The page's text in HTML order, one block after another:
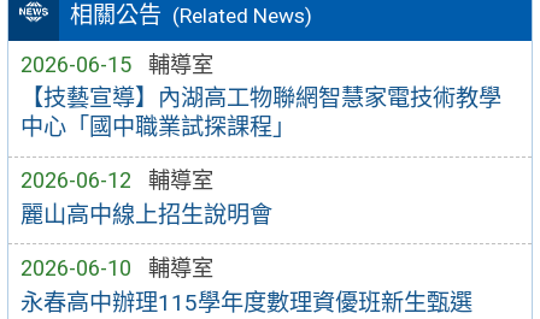
相關公告 (Related News)
2026-06-15 輔導室
【技藝宣導】內湖高工物聯網智慧家電技術教學
中心「國中職業試探課程」
2026-06-12 輔導室
麗山高中線上招生說明會
2026-06-10 輔導室
永春高中辦理115學年度數理資優班新生甄選